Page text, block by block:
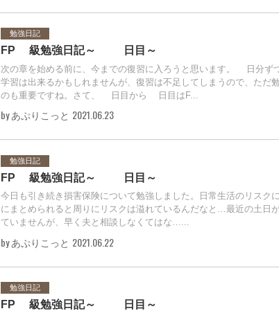
勉強日記
FP3級勉強日記～14日目～
次の章を始める前に、今までの復習に入ろうと思います。3日分
学習は出来るかもしれませんが、復習は不足してしまうので、ただ
のも重要ですね。さて、1日目から3日目はF...
by あぷりこっと 2021.06.23
勉強日記
FP3級勉強日記～13日目～
今日も引き続き損害保険について勉強しました。日常生活のリスク
にまとめられると周りにリスクは溢れているんだなと…最近の土日
ていませんが、早く夫と相談しなくてはな…...
by あぷりこっと 2021.06.22
勉強日記
FP3級勉強日記～12日目～